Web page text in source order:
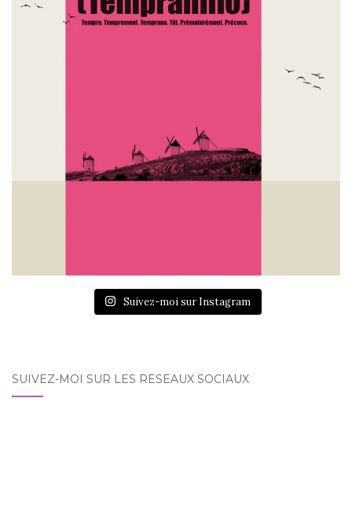
Suivez-moi sur Instagram
SUIVEZ-MOI SUR LES RÉSEAUX SOCIAUX